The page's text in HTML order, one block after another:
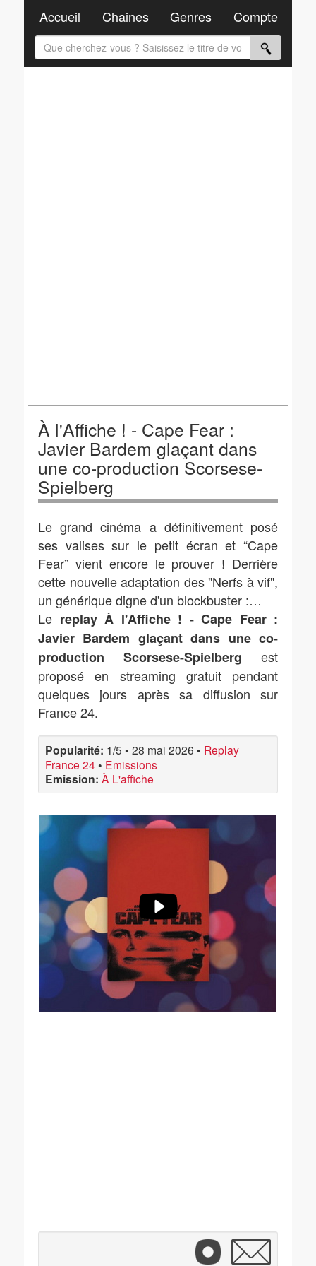
À l'Affiche ! - Cape Fear :
Javier Bardem glaçant dans
une co-production Scorsese-
Spielberg
Le grand cinéma a définitivement posé
ses valises sur le petit écran et “Cape
Fear” vient encore le prouver ! Derrière
cette nouvelle adaptation des "Nerfs à vif",
un générique digne d'un blockbuster :…
Le replay À l'Affiche ! - Cape Fear :
Javier Bardem glaçant dans une co-
production Scorsese-Spielberg est
proposé en streaming gratuit pendant
quelques jours après sa diffusion sur
France 24.
Popularité: 1/5 • 28 mai 2026 • Replay
France 24 • Emissions
Emission: À L'affiche
Accueil Chaines Genres Compte